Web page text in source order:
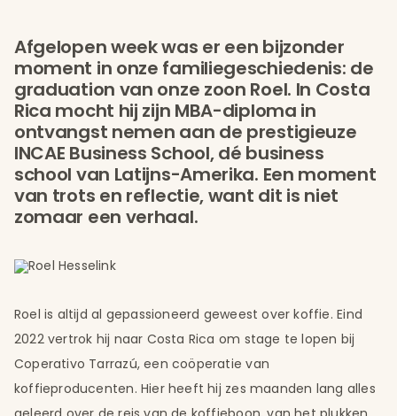
Afgelopen week was er een bijzonder
moment in onze familiegeschiedenis: de
graduation van onze zoon Roel. In Costa
Rica mocht hij zijn MBA-diploma in
ontvangst nemen aan de prestigieuze
INCAE Business School, dé business
school van Latijns-Amerika. Een moment
van trots en reflectie, want dit is niet
zomaar een verhaal.
Roel is altijd al gepassioneerd geweest over koffie. Eind
2022 vertrok hij naar Costa Rica om stage te lopen bij
Coperativo Tarrazú, een coöperatie van
koffieproducenten. Hier heeft hij zes maanden lang alles